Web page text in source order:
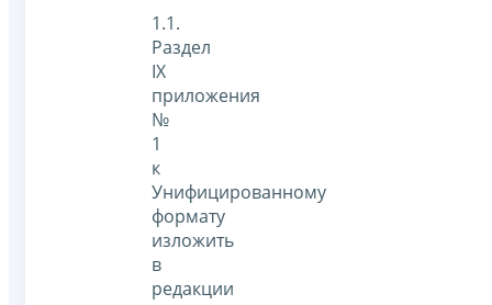
1.1.
Раздел
IX
приложения
№
1
к
Унифицированному
формату
изложить
в
редакции